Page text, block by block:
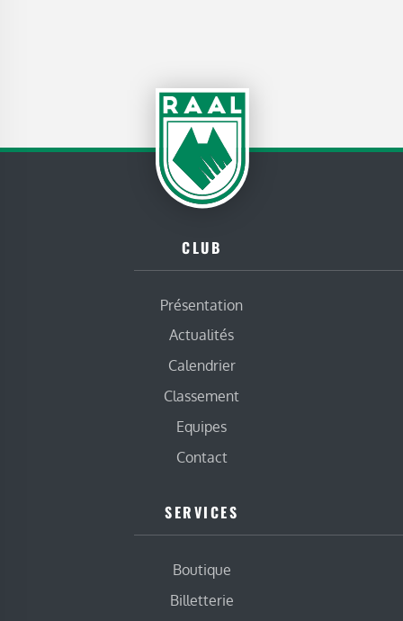
CLUB
Présentation
Actualités
Calendrier
Classement
Equipes
Contact
SERVICES
Boutique
Billetterie